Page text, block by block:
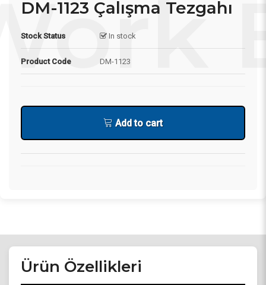
DM-1123 Çalışma Tezgahı
Stock Status In stock
Product Code DM-1123
Add to cart
Ürün Özellikleri